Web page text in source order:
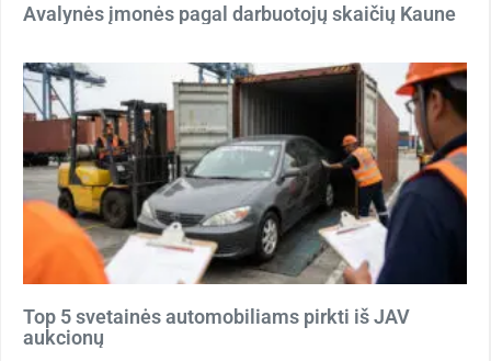
Avalynės įmonės pagal darbuotojų skaičių Kaune
Top 5 svetainės automobiliams pirkti iš JAV
aukcionų